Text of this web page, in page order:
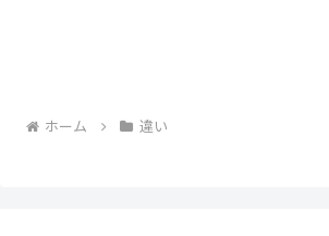
ホーム 違い